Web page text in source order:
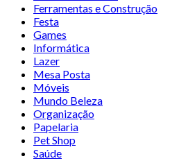
Ferramentas e Construção
Festa
Games
Informática
Lazer
Mesa Posta
Móveis
Mundo Beleza
Organização
Papelaria
Pet Shop
Saúde